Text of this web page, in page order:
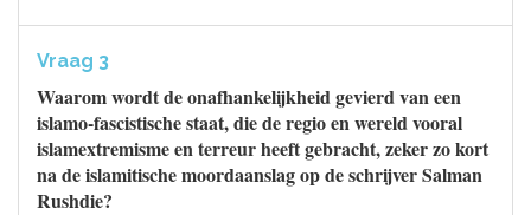
Vraag 3
Waarom wordt de onafhankelijkheid gevierd van een
islamo-fascistische staat, die de regio en wereld vooral
islamextremisme en terreur heeft gebracht, zeker zo kort
na de islamitische moordaanslag op de schrijver Salman
Rushdie?